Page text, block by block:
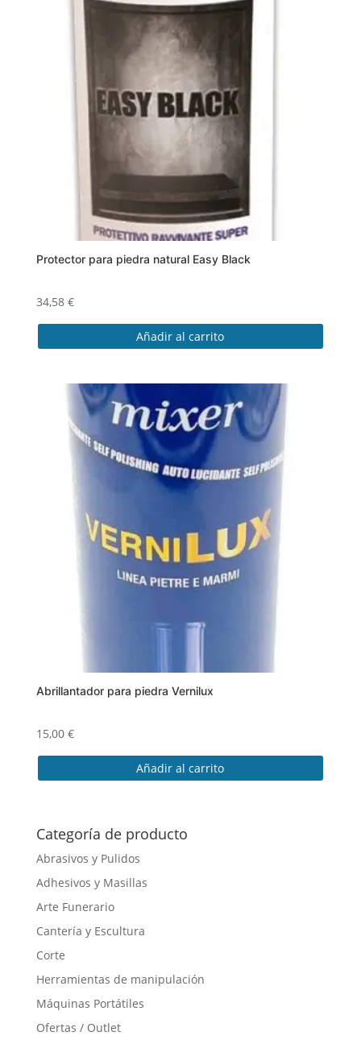
Protector para piedra natural Easy Black
34,58 €
Añadir al carrito
Abrillantador para piedra Vernilux
15,00 €
Añadir al carrito
Categoría de producto
Abrasivos y Pulidos
Adhesivos y Masillas
Arte Funerario
Cantería y Escultura
Corte
Herramientas de manipulación
Máquinas Portátiles
Ofertas / Outlet